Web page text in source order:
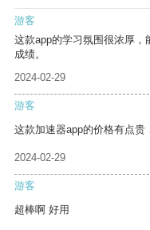
游客
这款app的学习氛围很浓厚
成绩。
2024-02-29
游客
这款加速器app的价格有点贵
2024-02-29
游客
超棒啊 好用